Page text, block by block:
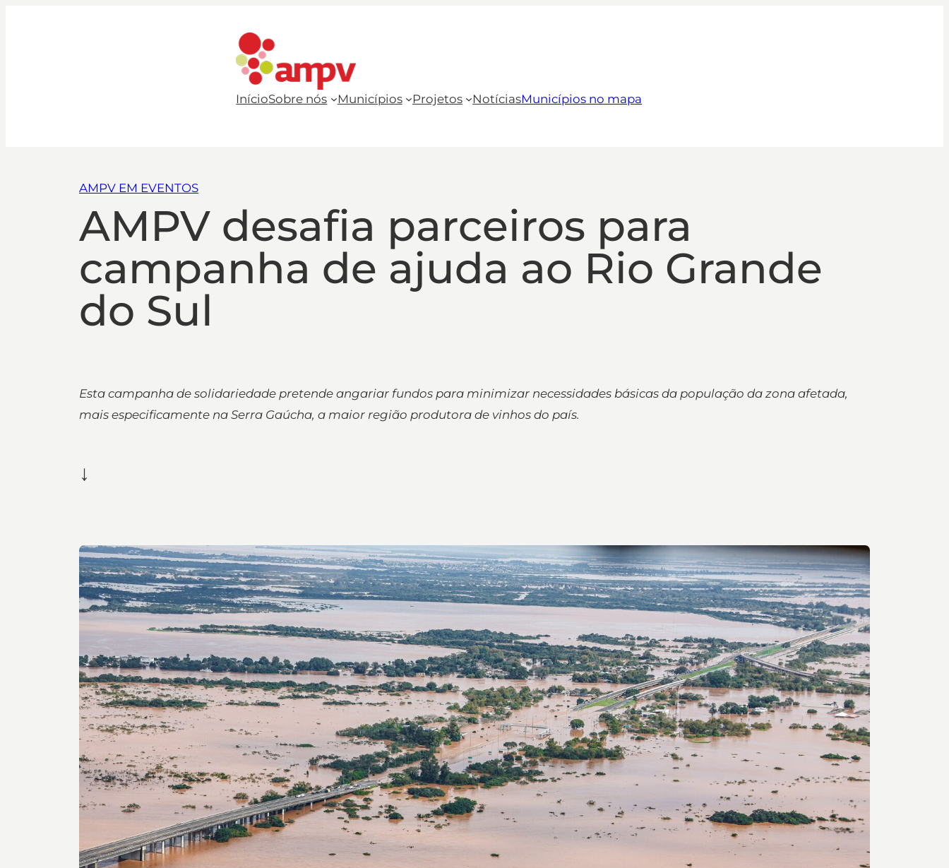
InícioSobre nós Municípios Projetos NotíciasMunicípios no mapa
AMPV EM EVENTOS
AMPV desafia parceiros para
campanha de ajuda ao Rio Grande
do Sul
Esta campanha de solidariedade pretende angariar fundos para minimizar necessidades básicas da população da zona afetada,
mais especificamente na Serra Gaúcha, a maior região produtora de vinhos do país.
↓